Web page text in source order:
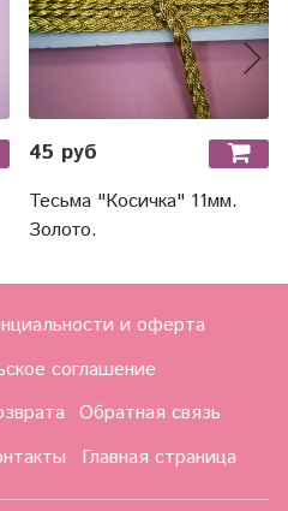
45 руб
Тесьма "Косичка" 11мм.
Золото.
и оферта
соглашение
Обратная связь
Главная страница